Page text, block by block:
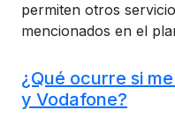
permiten otros
mencionados en el
¿Qué ocurre si
y Vodafone?